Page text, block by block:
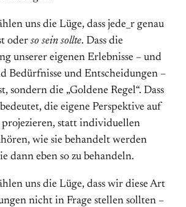
uns die Lüge, dass jede_r genau
oder so sein sollte. Dass die
unserer eigenen Erlebnisse – und
Bedürfnisse und Entscheidungen –
sondern die „Goldene Regel“. Dass
die eigene Perspektive auf
projezieren, statt individuellen
wie sie behandelt werden
dann eben so zu behandeln.
uns die Lüge, dass wir diese Art
nicht in Frage stellen sollten –